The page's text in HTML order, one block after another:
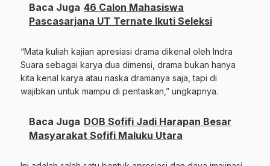
Baca Juga 46 Calon Mahasiswa
Pascasarjana UT Ternate Ikuti Seleksi
“Mata kuliah kajian apresiasi drama dikenal oleh Indra
Suara sebagai karya dua dimensi, drama bukan hanya
kita kenal karya atau naska dramanya saja, tapi di
wajibkan untuk mampu di pentaskan,” ungkapnya.
Baca Juga DOB Sofifi Jadi Harapan Besar
Masyarakat Sofifi Maluku Utara